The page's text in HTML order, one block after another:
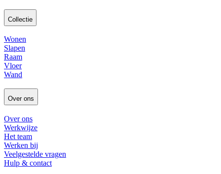
Collectie
Wonen
Slapen
Raam
Vloer
Wand
Over ons
Over ons
Werkwijze
Het team
Werken bij
Veelgestelde vragen
Hulp & contact